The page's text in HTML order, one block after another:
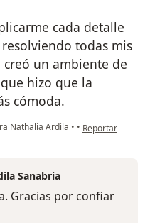
cada detalle
todas mis
creó un ambiente de
hizo que la
cómoda.
Nathalia Ardila • • en opinión del
Reportar
Sanabria
Gracias por confiar